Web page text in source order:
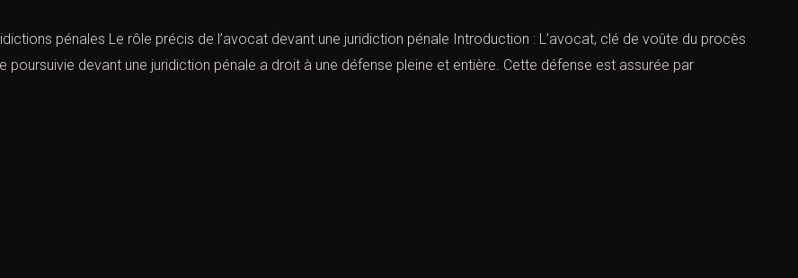
pénales Le rôle précis de l’avocat devant une juridiction pénale Introduction : L’avocat, clé de voûte du procès
poursuivie devant une juridiction pénale a droit à une défense pleine et entière. Cette défense est assurée par